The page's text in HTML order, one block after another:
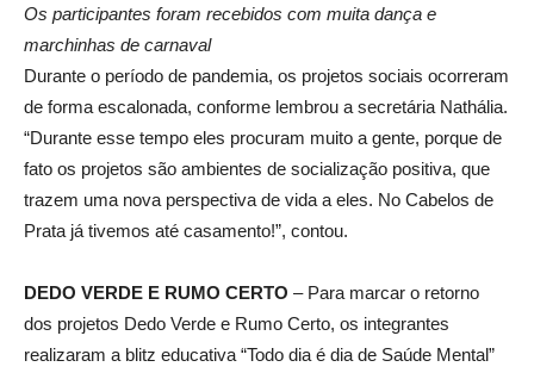
Os participantes foram recebidos com muita dança e
marchinhas de carnaval
Durante o período de pandemia, os projetos sociais ocorreram
de forma escalonada, conforme lembrou a secretária Nathália.
“Durante esse tempo eles procuram muito a gente, porque de
fato os projetos são ambientes de socialização positiva, que
trazem uma nova perspectiva de vida a eles. No Cabelos de
Prata já tivemos até casamento!”, contou.
DEDO VERDE E RUMO CERTO – Para marcar o retorno
dos projetos Dedo Verde e Rumo Certo, os integrantes
realizaram a blitz educativa “Todo dia é dia de Saúde Mental”